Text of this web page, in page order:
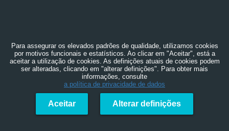
Para assegurar os elevados padrões de qualidade, utilizamos cookies
por motivos funcionais e estatísticos. Ao clicar em "Aceitar", está a
aceitar a utilização de cookies. As definições atuais de cookies podem
ser alteradas, clicando em "alterar definições". Para obter mais
informações, consulte
a política de privacidade de dados
Aceitar Alterar definições